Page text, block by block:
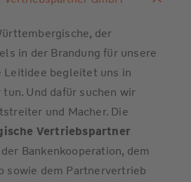
der
in der Brandung für unsere
Leitidee begleitet uns in
Und dafür suchen wir
und Macher. Die
Vertriebspartner
Bankenkooperation, dem
sowie dem Partnervertrieb